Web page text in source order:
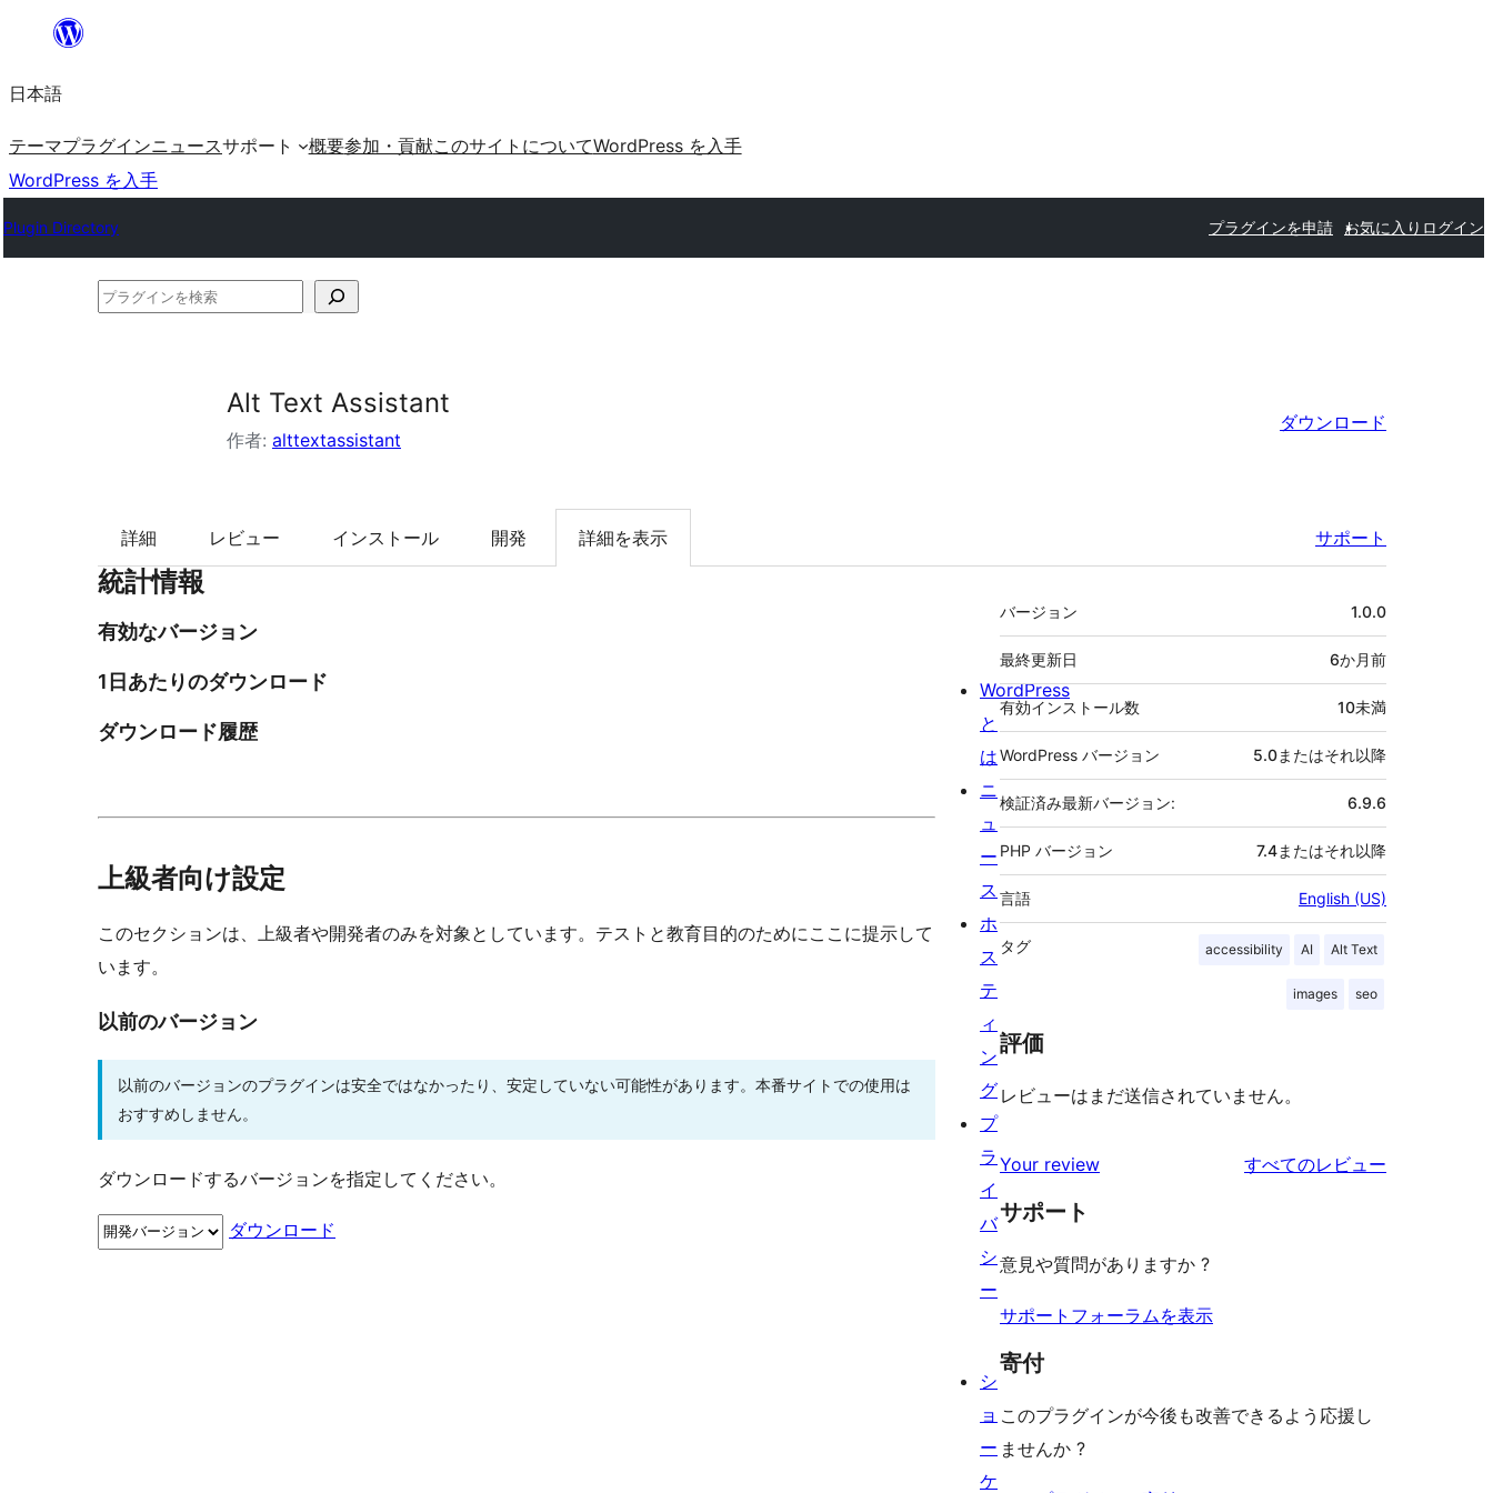
を
ッ
プ
日本語
テーマプラグインニュースサポート 概要参加・貢献このサイトについてWordPress を入手
WordPress を入手
Plugin Directory プラグインを申請 お気に入り ログイン
プ
Alt Text Assistant
作者: alttextassistant
ダウンロード
詳細 レビュー インストール 開発 詳細を表示 サポート
統計情報
有効なバージョン
1日あたりのダウンロード
ダウンロード履歴
上級者向け設定
このセクションは、上級者や開発者のみを対象としています。テストと教育目的のためにここに提示して
います。
以前のバージョン
以前のバージョンのプラグインは安全ではなかったり、安定していない可能性があります。本番サイトでの使用は
おすすめしません。
ダウンロードするバージョンを指定してください。
ダウンロード
メ
タ
バージョン 1.0.0
最終更新日 6か月前
有効インストール数 10未満
WordPress バージョン 5.0またはそれ以降
検証済み最新バージョン: 6.9.6
PHP バージョン 7.4またはそれ以降
言語 English (US)
タグ accessibility AI Alt Text
images seo
評価
レビューはまだ送信されていません。
Your review すべてのレビュー
サポート
意見や質問がありますか ?
サポートフォーラムを表示
寄付
このプラグインが今後も改善できるよう応援し
ませんか ?
WordPress
と
は
ニ
ュ
ー
ス
ホ
ス
テ
ィ
ン
グ
プ
ラ
イ
バ
シ
ー
シ
ョ
ー
ケ